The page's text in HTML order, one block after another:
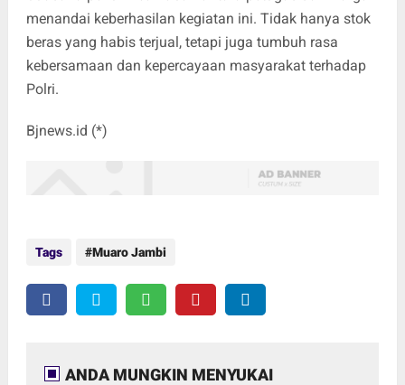
menandai keberhasilan kegiatan ini. Tidak hanya stok
beras yang habis terjual, tetapi juga tumbuh rasa
kebersamaan dan kepercayaan masyarakat terhadap
Polri.
Bjnews.id (*)
Tags Muaro Jambi
ANDA MUNGKIN MENYUKAI